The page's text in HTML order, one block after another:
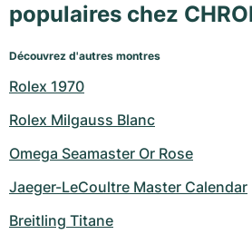
populaires chez
Découvrez d'autres montres
Rolex 1970
Rolex Milgauss Blanc
Omega Seamaster Or Rose
Jaeger-LeCoultre Master Calendar
Breitling Titane